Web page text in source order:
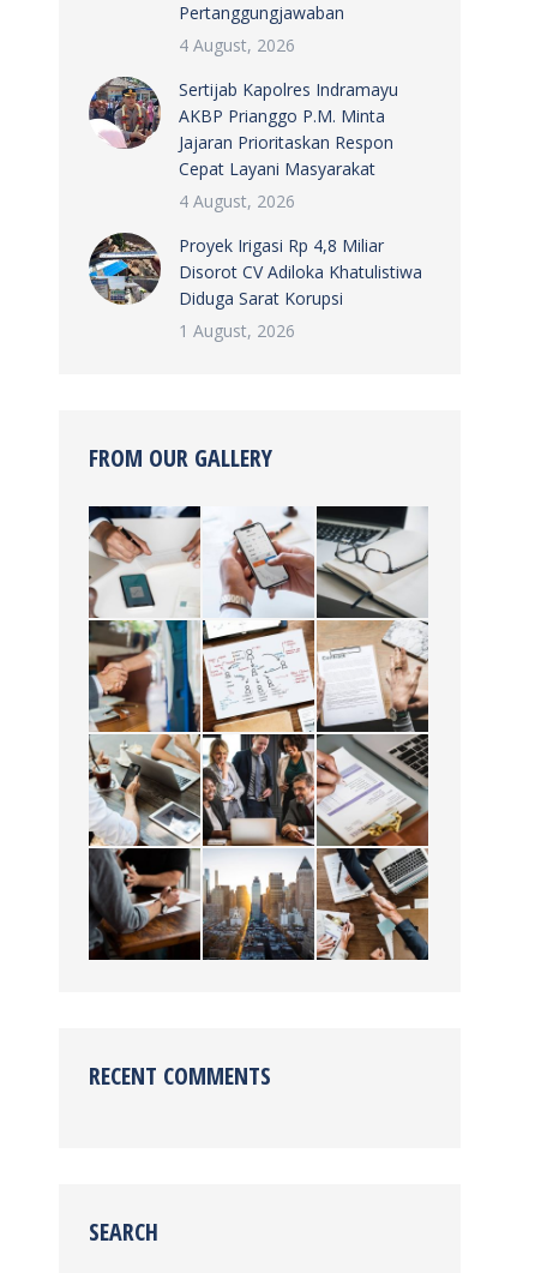
Pertanggungjawaban
4 August, 2026
Sertijab Kapolres Indramayu
AKBP Prianggo P.M. Minta
Jajaran Prioritaskan Respon
Cepat Layani Masyarakat
4 August, 2026
Proyek Irigasi Rp 4,8 Miliar
Disorot CV Adiloka Khatulistiwa
Diduga Sarat Korupsi
1 August, 2026
FROM OUR GALLERY
RECENT COMMENTS
SEARCH